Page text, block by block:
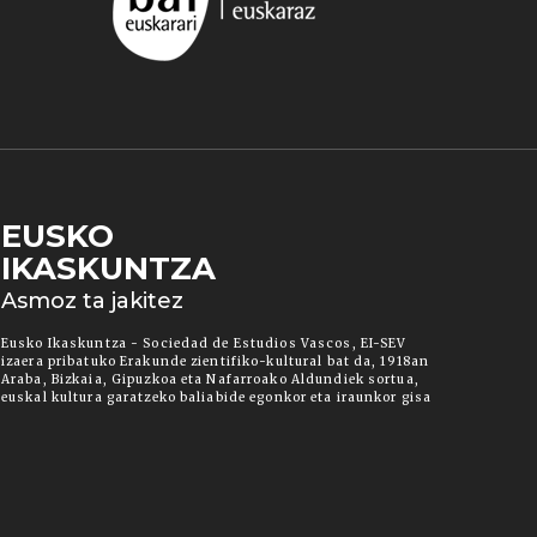
EUSKO
IKASKUNTZA
Asmoz ta jakitez
Eusko Ikaskuntza - Sociedad de Estudios Vascos, EI-SEV
izaera pribatuko Erakunde zientifiko-kultural bat da, 1918an
Araba, Bizkaia, Gipuzkoa eta Nafarroako Aldundiek sortua,
euskal kultura garatzeko baliabide egonkor eta iraunkor gisa
cookie aukera. Guztiz desaktibatzea ere
botoia sakatuz gero, aipatutako cookieak eta
informazio gehiago lortzeko.